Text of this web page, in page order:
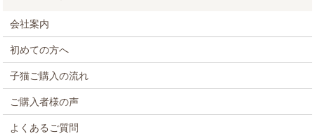
会社案内
初めての方へ
子猫ご購入の流れ
ご購入者様の声
よくあるご質問